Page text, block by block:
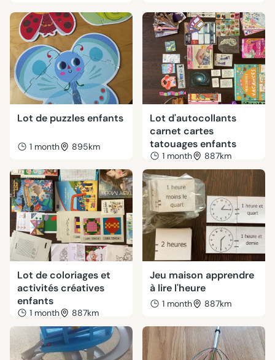
Lot de puzzles enfants
1 month 895km
Lot d'autocollants
carnet cartes
tatouages enfants
1 month 887km
Lot de coloriages et
activités créatives
enfants
1 month 887km
Jeu maison apprendre
à lire l'heure
1 month 887km